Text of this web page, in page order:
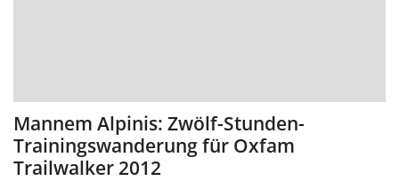
Mannem Alpinis: Zwölf-Stunden-
Trainingswanderung für Oxfam
Trailwalker 2012